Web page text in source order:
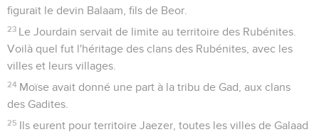
figurait le devin Balaam, fils de Beor.
23 Le Jourdain servait de limite au territoire des Rubénites.
Voilà quel fut l'héritage des clans des Rubénites, avec les
villes et leurs villages.
24 Moïse avait donné une part à la tribu de Gad, aux clans
des Gadites.
25 Ils eurent pour territoire Jaezer, toutes les villes de Galaad